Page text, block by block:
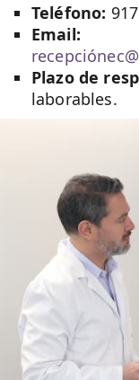
Teléfono:
Email:
Plazo de
laborables.